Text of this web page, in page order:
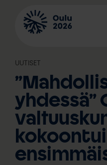
sisältöön
UUTISET
yhdessä”
kokoontui